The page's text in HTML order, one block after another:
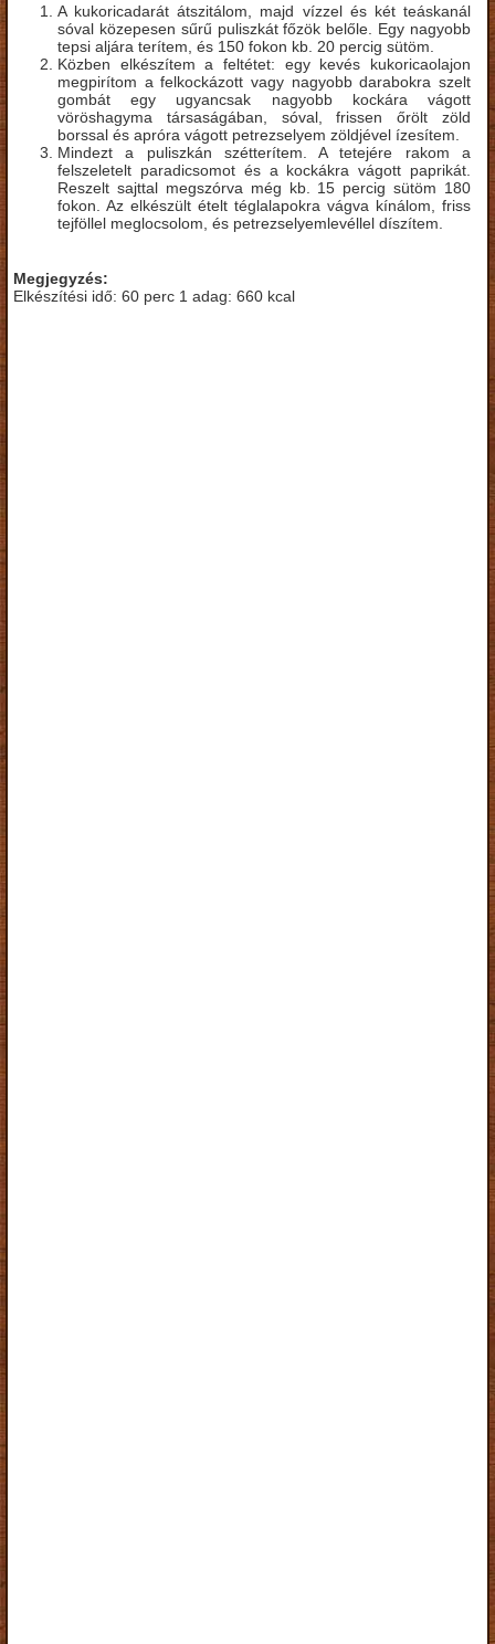
A kukoricadarát átszitálom, majd vízzel és két teáskanál
sóval közepesen sűrű puliszkát főzök belőle. Egy nagyobb
tepsi aljára terítem, és 150 fokon kb. 20 percig sütöm.
Közben elkészítem a feltétet: egy kevés kukoricaolajon
megpirítom a felkockázott vagy nagyobb darabokra szelt
gombát egy ugyancsak nagyobb kockára vágott
vöröshagyma társaságában, sóval, frissen őrölt zöld
borssal és apróra vágott petrezselyem zöldjével ízesítem.
Mindezt a puliszkán szétterítem. A tetejére rakom a
felszeletelt paradicsomot és a kockákra vágott paprikát.
Reszelt sajttal megszórva még kb. 15 percig sütöm 180
fokon. Az elkészült ételt téglalapokra vágva kínálom, friss
tejföllel meglocsolom, és petrezselyemlevéllel díszítem.
Megjegyzés:
Elkészítési idő: 60 perc 1 adag: 660 kcal